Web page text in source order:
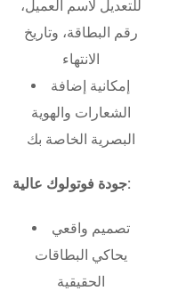
للتعديل لاسم العميل،
رقم البطاقة، وتاريخ
الانتهاء
إمكانية إضافة
الشعارات والهوية
البصرية الخاصة بك
جودة فوتولوك عالية:
تصميم واقعي
يحاكي البطاقات
الحقيقية